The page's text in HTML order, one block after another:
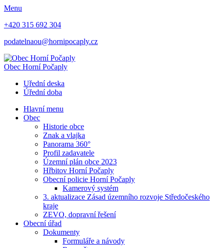
Menu
+420 315 692 304
podatelnaou@hornipocaply.cz
Obec Horní Počaply
Uřední deska
Úřední doba
Hlavní menu
Obec
Historie obce
Znak a vlajka
Panorama 360°
Profil zadavatele
Územní plán obce 2023
Hřbitov Horní Počaply
Obecní policie Horní Počaply
Kamerový systém
3. aktualizace Zásad územního rozvoje Středočeského
kraje
ZEVO, dopravní řešení
Obecní úřad
Dokumenty
Formuláře a návody